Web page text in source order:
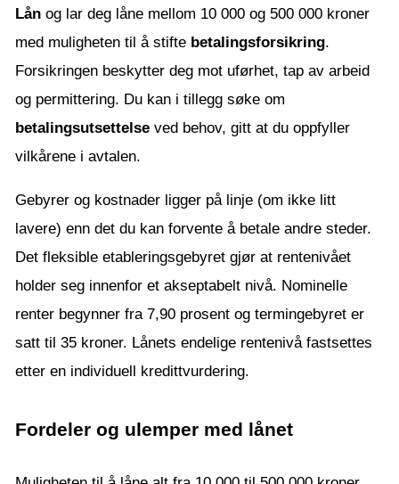
Lån og lar deg låne mellom 10 000 og 500 000 kroner
med muligheten til å stifte betalingsforsikring.
Forsikringen beskytter deg mot uførhet, tap av arbeid
og permittering. Du kan i tillegg søke om
betalingsutsettelse ved behov, gitt at du oppfyller
vilkårene i avtalen.
Gebyrer og kostnader ligger på linje (om ikke litt
lavere) enn det du kan forvente å betale andre steder.
Det fleksible etableringsgebyret gjør at rentenivået
holder seg innenfor et akseptabelt nivå. Nominelle
renter begynner fra 7,90 prosent og termingebyret er
satt til 35 kroner. Lånets endelige rentenivå fastsettes
etter en individuell kredittvurdering.
Fordeler og ulemper med lånet